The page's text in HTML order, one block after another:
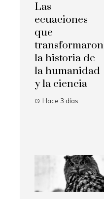
Las
ecuaciones
que
transformaron
la historia de
la humanidad
y la ciencia
Hace 3 días